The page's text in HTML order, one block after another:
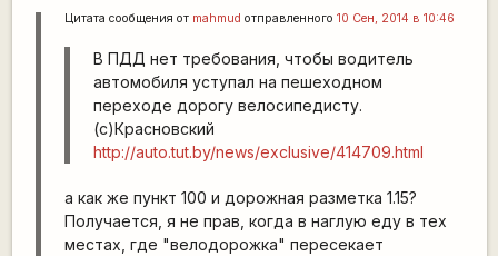
Цитата сообщения от mаhmud отправленного 10 Сен, 2014 в 10:46
В ПДД нет требования, чтобы водитель
автомобиля уступал на пешеходном
переходе дорогу велосипедисту.
(с)Красновский
http://auto.tut.by/news/exclusive/414709.html
а как же пункт 100 и дорожная разметка 1.15?
Получается, я не прав, когда в наглую еду в тех
местах, где "велодорожка" пересекает